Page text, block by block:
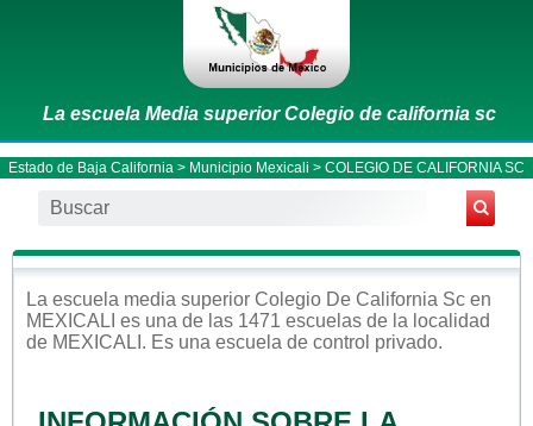
La escuela Media superior Colegio de california sc
Estado de Baja California > Municipio Mexicali > COLEGIO DE CALIFORNIA SC
La escuela media superior Colegio De California Sc en
MEXICALI es una de las 1471 escuelas de la localidad
de MEXICALI . Es una escuela de control privado.